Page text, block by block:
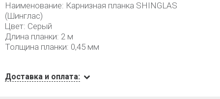
Наименование: Карнизная планка SHINGLAS
(Шинглас)
Цвет: Серый
Длина планки: 2 м
Толщина планки: 0,45 мм
Доставка и оплата: